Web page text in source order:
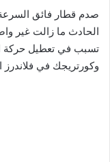
صدم قطار فائق السرعة
الحادث ما زالت غير
تسبب في تعطيل حركة
وكورتريجك في فلاندرز